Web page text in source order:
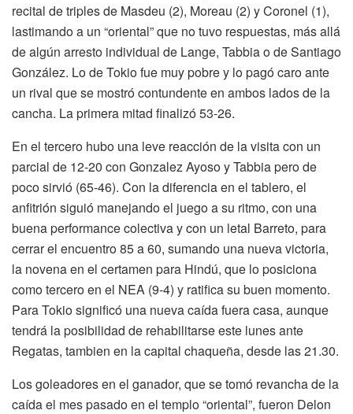
recital de triples de Masdeu (2), Moreau (2) y Coronel (1),
lastimando a un “oriental” que no tuvo respuestas, más allá
de algún arresto individual de Lange, Tabbia o de Santiago
González. Lo de Tokio fue muy pobre y lo pagó caro ante
un rival que se mostró contundente en ambos lados de la
cancha. La primera mitad finalizó 53-26.
En el tercero hubo una leve reacción de la visita con un
parcial de 12-20 con Gonzalez Ayoso y Tabbia pero de
poco sirvió (65-46). Con la diferencia en el tablero, el
anfitrión siguió manejando el juego a su ritmo, con una
buena performance colectiva y con un letal Barreto, para
cerrar el encuentro 85 a 60, sumando una nueva victoria,
la novena en el certamen para Hindú, que lo posiciona
como tercero en el NEA (9-4) y ratifica su buen momento.
Para Tokio significó una nueva caída fuera casa, aunque
tendrá la posibilidad de rehabilitarse este lunes ante
Regatas, tambien en la capital chaqueña, desde las 21.30.
Los goleadores en el ganador, que se tomó revancha de la
caída el mes pasado en el templo “oriental”, fueron Delon